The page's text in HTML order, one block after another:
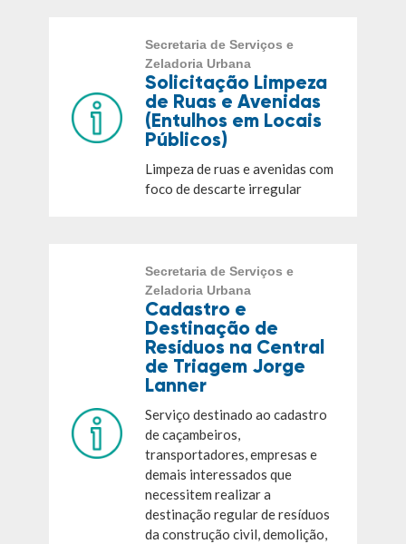
Secretaria de Serviços e
Zeladoria Urbana
Solicitação Limpeza
de Ruas e Avenidas
(Entulhos em Locais
Públicos)
Limpeza de ruas e avenidas com
foco de descarte irregular
Secretaria de Serviços e
Zeladoria Urbana
Cadastro e
Destinação de
Resíduos na Central
de Triagem Jorge
Lanner
Serviço destinado ao cadastro
de caçambeiros,
transportadores, empresas e
demais interessados que
necessitem realizar a
destinação regular de resíduos
da construção civil, demolição,